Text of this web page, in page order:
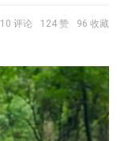
10 评论 124 赞 96 收藏